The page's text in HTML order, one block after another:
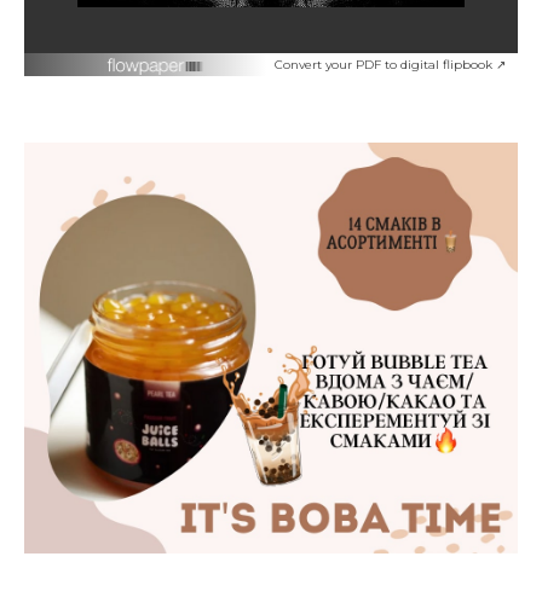
Convert your PDF to digital flipbook ↗